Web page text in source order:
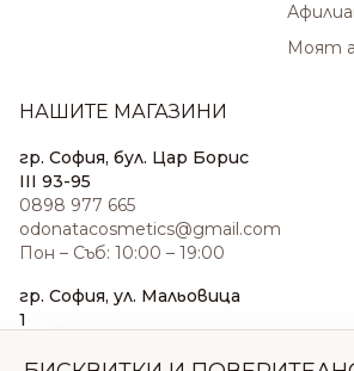
Моят
НАШИТЕ МАГАЗИНИ
гр. София, бул. Цар Борис
III 93-95
0898 977 665
odonatacosmetics@gmail.com
Пон – Съб: 10:00 – 19:00
гр. София, ул. Мальовица
1